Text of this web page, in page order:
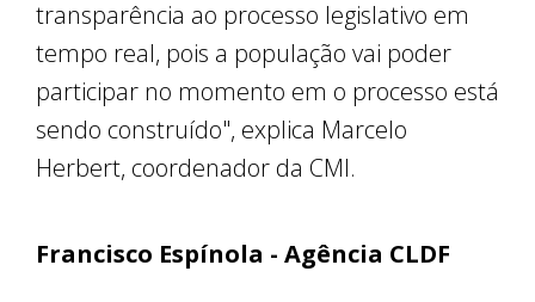
transparência ao processo legislativo em
tempo real, pois a população vai poder
participar no momento em o processo está
sendo construído", explica Marcelo
Herbert, coordenador da CMI.
Francisco Espínola - Agência CLDF